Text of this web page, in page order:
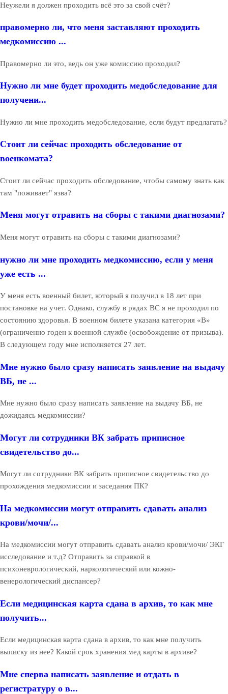
Неужели я должен проходить всё это за свой счёт?
правомерно ли, что меня заставляют проходить
медкомиссию ...
Правомерно ли это, ведь он уже комиссию проходил?
Нужно ли мне будет проходить медобследование для
получени...
Нужно ли мне проходить медобследование, если будут предлагать?
Стоит ли сейчас проходить обследование от
военкомата?
Стоит ли сейчас проходить обследование, чтобы самому знать как
там "поживает" язва?
Меня могут отравить на сборы с такими диагнозами?
Меня могут отравить на сборы с такими диагнозами?
нужно ли мне проходить медкомиссию, если у меня
уже есть ...
У меня есть военный билет, который я получил в 18 лет при
постановке на учет. Однако, службу в рядах ВС я не проходил по
состоянию здоровья. В военном билете указана категория «В»
(ограниченно годен к военной службе (освобождение от призыва).
В следующем году мне исполняется 27 лет.
Мне нужно было сразу написать заявление на выдачу
ВБ, не ...
Мне нужно было сразу написать заявление на выдачу ВБ, не
дожидаясь медкомиссии?
Могут ли сотрудники ВК забрать приписное
свидетельство до...
Могут ли сотрудники ВК забрать приписное свидетельство до
прохождения медкомиссии и заседания ПК?
На медкомиссии могут отправить сдавать анализ
крови/мочи/...
На медкомиссии могут отправить сдавать анализ крови/мочи/ ЭКГ
исследование и т.д? Отправить за справкой в
психоневрологический, наркологический или кожно-
венерологический диспансер?
Если медицинская карта сдана в архив, то как мне
получить...
Если медицинская карта сдана в архив, то как мне получить
выписку из нее? Какой срок хранения мед карты в архиве?
Мне сперва написать заявление и отдать в
регистратуру о в...